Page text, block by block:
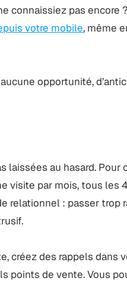
connaissiez pas encore
votre mobile, même
opportunité,
laissées au hasard. Pour
visite par mois, tous les
relationnel : passer trop
créez des rappels dans
points de vente. Vous